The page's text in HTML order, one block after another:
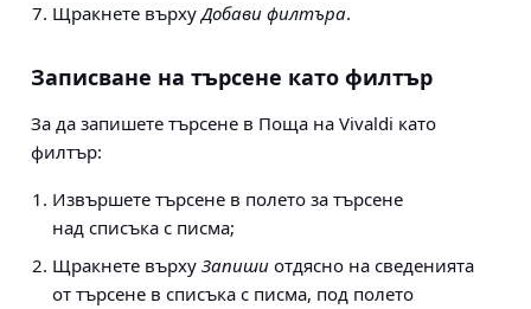
Щракнете върхуДобави филтъра.
Записване на търсене като филтър
За да запишете търсене в Поща на Vivaldi като
филтър:
Извършете търсене в полето за търсене
над списъка с писма;
Щракнете върху Запиши отдясно на сведенията
от търсене в списъка с писма, под полето